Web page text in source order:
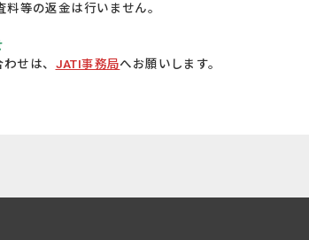
料等の返金は行いません。
せは、 JATI事務局へお願いします。